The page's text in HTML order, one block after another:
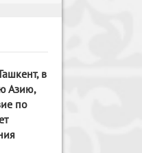
в
Азию,
по